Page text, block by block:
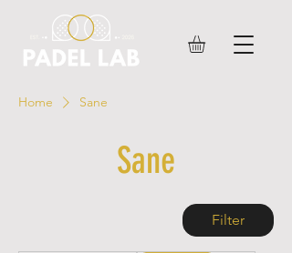
Home Sane
Sane
Filter